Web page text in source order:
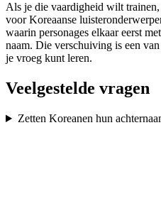
Als je die vaardigheid wilt
voor Koreaanse
waarin personages elkaar eerst
naam. Die verschuiving is een
je vroeg kunt leren.
Veelgestelde vragen
Zetten Koreanen hun